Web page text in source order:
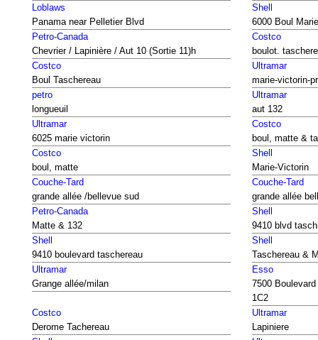
Loblaws
Panama near Pelletier Blvd
Shell
6000 Boul
Petro-Canada
Chevrier / Lapinière / Aut 10 (Sortie 11)h
Costco
boulot.
Costco
Boul Taschereau
Ultramar
marie-victorin-
petro
longueuil
Ultramar
aut 132
Ultramar
6025 marie victorin
Costco
boul, matte &
Costco
boul, matte
Shell
Marie-Victorin
Couche-Tard
grande allée /bellevue sud
Couche-Tard
grande allée
Petro-Canada
Matte & 132
Shell
9410 blvd
Shell
9410 boulevard taschereau
Shell
Taschereau &
Ultramar
Grange allée/milan
Esso
7500
1C2
Costco
Derome Tachereau
Ultramar
Lapiniere